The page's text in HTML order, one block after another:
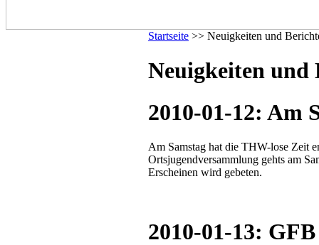
Startseite >> Neuigkeiten und
Neuigkeiten und
2010-01-12: Am
Am Samstag hat die THW-lose Zeit
Ortsjugendversammlung gehts am
Erscheinen wird gebeten.
2010-01-13: